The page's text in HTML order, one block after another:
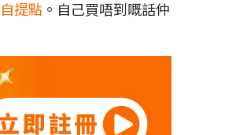
自提點 。自己買唔到嘅話仲